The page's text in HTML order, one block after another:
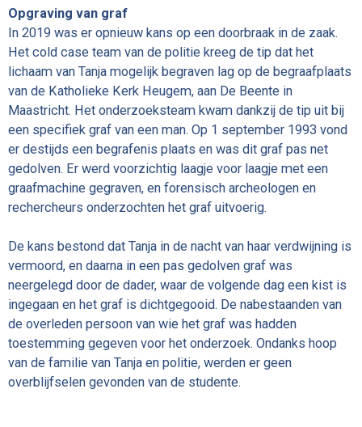
Opgraving van graf
In 2019 was er opnieuw kans op een doorbraak in de zaak.
Het cold case team van de politie kreeg de tip dat het
lichaam van Tanja mogelijk begraven lag op de begraafplaats
van de Katholieke Kerk Heugem, aan De Beente in
Maastricht. Het onderzoeksteam kwam dankzij de tip uit bij
een specifiek graf van een man. Op 1 september 1993 vond
er destijds een begrafenis plaats en was dit graf pas net
gedolven. Er werd voorzichtig laagje voor laagje met een
graafmachine gegraven, en forensisch archeologen en
rechercheurs onderzochten het graf uitvoerig.
De kans bestond dat Tanja in de nacht van haar verdwijning is
vermoord, en daarna in een pas gedolven graf was
neergelegd door de dader, waar de volgende dag een kist is
ingegaan en het graf is dichtgegooid. De nabestaanden van
de overleden persoon van wie het graf was hadden
toestemming gegeven voor het onderzoek. Ondanks hoop
van de familie van Tanja en politie, werden er geen
overblijfselen gevonden van de studente.